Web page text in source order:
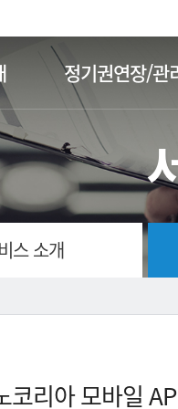
정기권연장/관
스 소개
코리아 모바일